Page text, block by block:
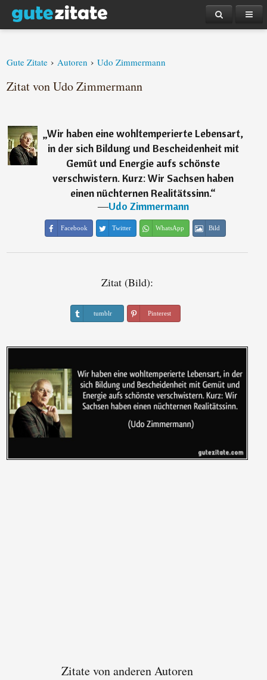
Gute Zitate › Autoren › Udo Zimmermann
Zitat von Udo Zimmermann
„Wir haben eine wohltemperierte Lebensart,
in der sich Bildung und Bescheidenheit mit
Gemüt und Energie aufs schönste
verschwistern. Kurz: Wir Sachsen haben
einen nüchternen Realitätssinn.“
―Udo Zimmermann
Facebook Twitter WhatsApp Bild
Zitat (Bild):
tumblr Pinterest
Zitate von anderen Autoren